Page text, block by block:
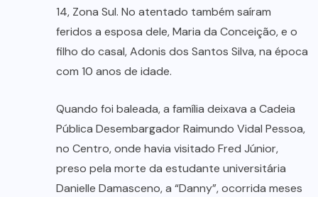
14, Zona Sul. No atentado também saíram
feridos a esposa dele, Maria da Conceição, e o
filho do casal, Adonis dos Santos Silva, na época
com 10 anos de idade.
Quando foi baleada, a família deixava a Cadeia
Pública Desembargador Raimundo Vidal Pessoa,
no Centro, onde havia visitado Fred Júnior,
preso pela morte da estudante universitária
Danielle Damasceno, a “Danny”, ocorrida meses